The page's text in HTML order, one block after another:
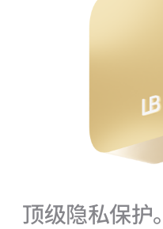
顶级隐私保护。